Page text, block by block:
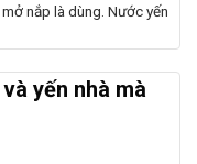
nắp là dùng. Nước yến
yến nhà mà